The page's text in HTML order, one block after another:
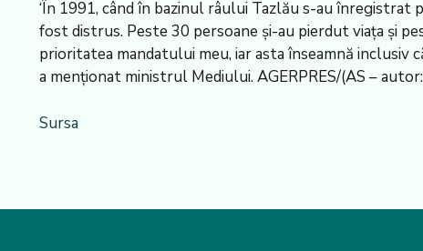
‘În 1991, când în bazinul râului Tazlău s-au
fost distrus. Peste 30 persoane și-au pierdut viața și
prioritatea mandatului meu, iar asta înseamnă inclusiv
a menționat ministrul Mediului. AGERPRES/(AS –
Sursa